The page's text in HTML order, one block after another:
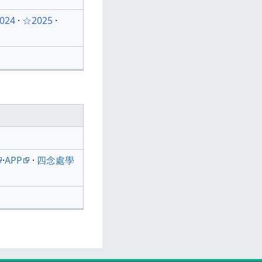
· ☆2025 ·
·APP · 四念處學